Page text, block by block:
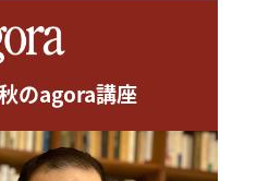
のagora講座